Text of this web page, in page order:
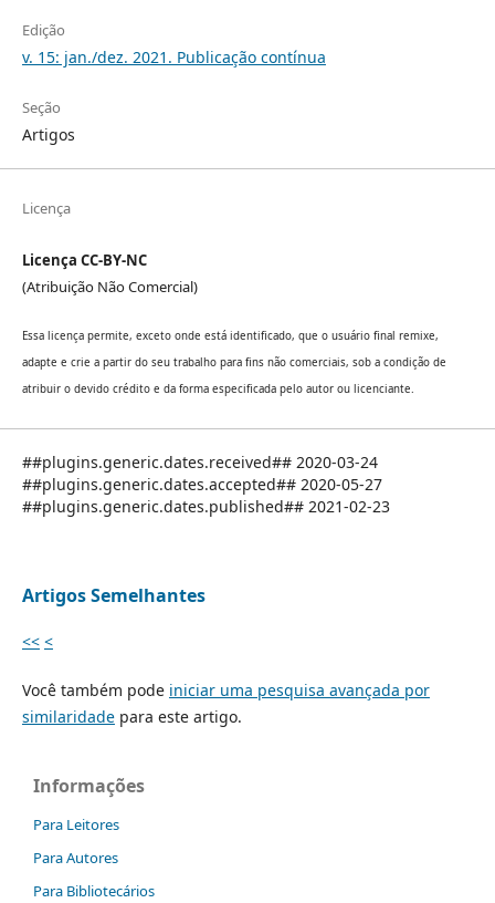
Edição
v. 15: jan./dez. 2021. Publicação contínua
Seção
Artigos
Licença
Licença CC-BY-NC
(Atribuição Não Comercial)
Essa licença permite, exceto onde está identificado, que o usuário final remixe,
adapte e crie a partir do seu trabalho para fins não comerciais, sob a condição de
atribuir o devido crédito e da forma especificada pelo autor ou licenciante.
##plugins.generic.dates.received## 2020-03-24
##plugins.generic.dates.accepted## 2020-05-27
##plugins.generic.dates.published## 2021-02-23
Artigos Semelhantes
<< <
Você também pode iniciar uma pesquisa avançada por
similaridadepara este artigo.
Informações
Para Leitores
Para Autores
Para Bibliotecários